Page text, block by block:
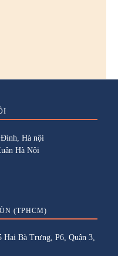
Đình, Hà nội
Hà Nội
(TPHCM)
Hai Bà Trưng, P6, Quận 3,